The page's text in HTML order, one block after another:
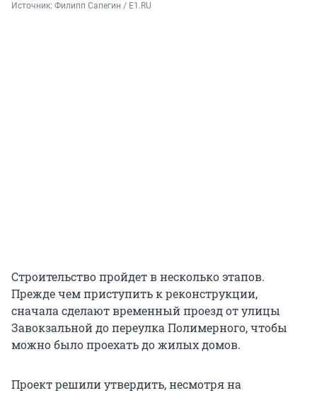
Источник: Филипп Сапегин / E1.RU
Строительство пройдет в несколько этапов.
Прежде чем приступить к реконструкции,
сначала сделают временный проезд от улицы
Завокзальной до переулка Полимерного, чтобы
можно было проехать до жилых домов.
Проект решили утвердить, несмотря на